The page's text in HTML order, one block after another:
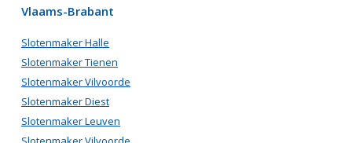
Vlaams-Brabant
Slotenmaker Halle
Slotenmaker Tienen
Slotenmaker Vilvoorde
Slotenmaker Diest
Slotenmaker Leuven